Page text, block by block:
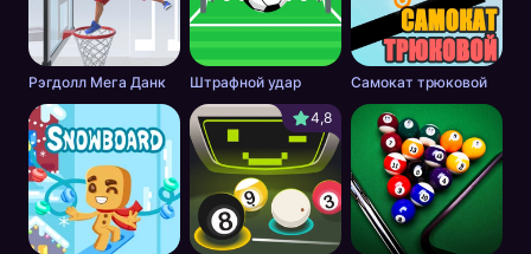
Рэгдолл Мега Данк Штрафной удар Самокат трюковой
4,8